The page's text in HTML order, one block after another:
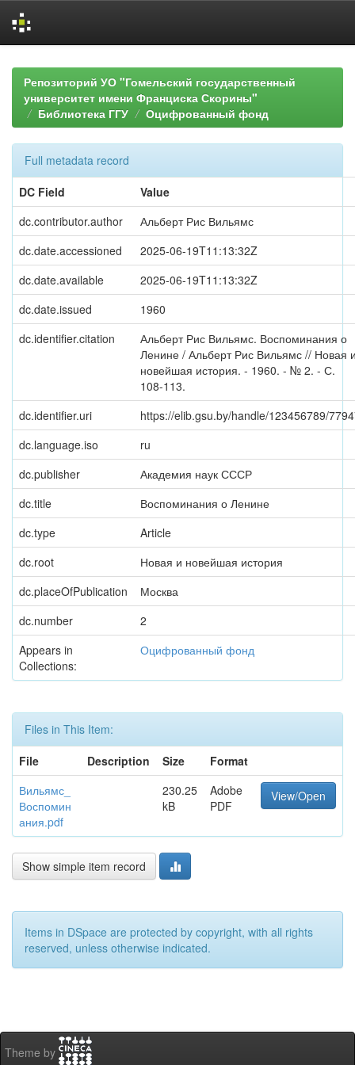
navigationРепозиторий УО "Гомельский государственный
университет имени Франциска Скорины"
Библиотека ГГУ
Оцифрованный фонд
Full metadata record
DC Field
Value
dc.contributor.author
Альберт Рис Вильямс
dc.date.accessioned
2025-06-19T11:13:32Z
dc.date.available
2025-06-19T11:13:32Z
dc.date.issued
1960
dc.identifier.citation
Альберт Рис Вильямс. Воспоминания о
Ленине / Альберт Рис Вильямс // Новая
новейшая история. - 1960. - № 2. - С.
108-113.
dc.identifier.uri
https://elib.gsu.by/handle/123456789/
dc.language.iso
ru
dc.publisher
Академия наук СССР
dc.title
Воспоминания о Ленине
dc.type
Article
dc.root
Новая и новейшая история
dc.placeOfPublication
Москва
dc.number
2
Appears in
Collections:
Оцифрованный фонд
Files in This Item:
File
Description Size
Format
Вильямс_
Воспомин
ания.pdf
230.25
kB
Adobe
PDF
View/Open
Show simple item record
Items in DSpace are protected by copyright, with all rights
reserved, unless otherwise indicated.
Theme by